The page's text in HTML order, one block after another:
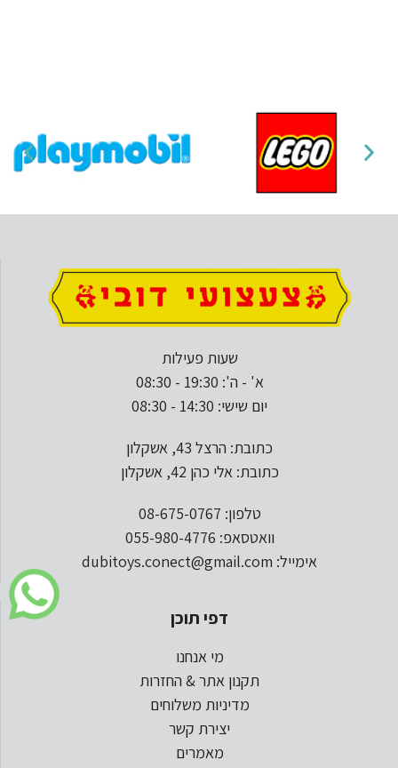
שעות פעילות
א' - ה': 19:30 - 08:30
יום שישי: 14:30 - 08:30
כתובת: הרצל 43, אשקלון
כתובת: אלי כהן 42, אשקלון
טלפון: 08-675-0767
וואטסאפ: 055-980-4776
אימייל: dubitoys.conect@gmail.com
דפי תוכן
מי אנחנו
תקנון אתר & החזרות
מדיניות משלוחים
יצירת קשר
מאמרים